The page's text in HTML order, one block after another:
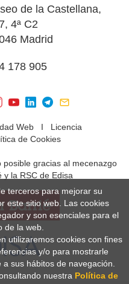
de la Castellana,
4ª C2
Madrid
178 905
WebI Licencia
de Cookies
posible gracias al mecenazgo
y la RSC de Edisa
terceros para mejorar su
este sitio web. Las cookies
y son esenciales para el
de la web.
utilizaremos cookies con fines
y/o para mostrarle
sus hábitos de navegación.
nuestra Política de